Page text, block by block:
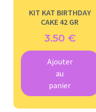
KIT KAT BIRTHDAY
CAKE 42 GR
3.50 €
Ajouter
au
panier